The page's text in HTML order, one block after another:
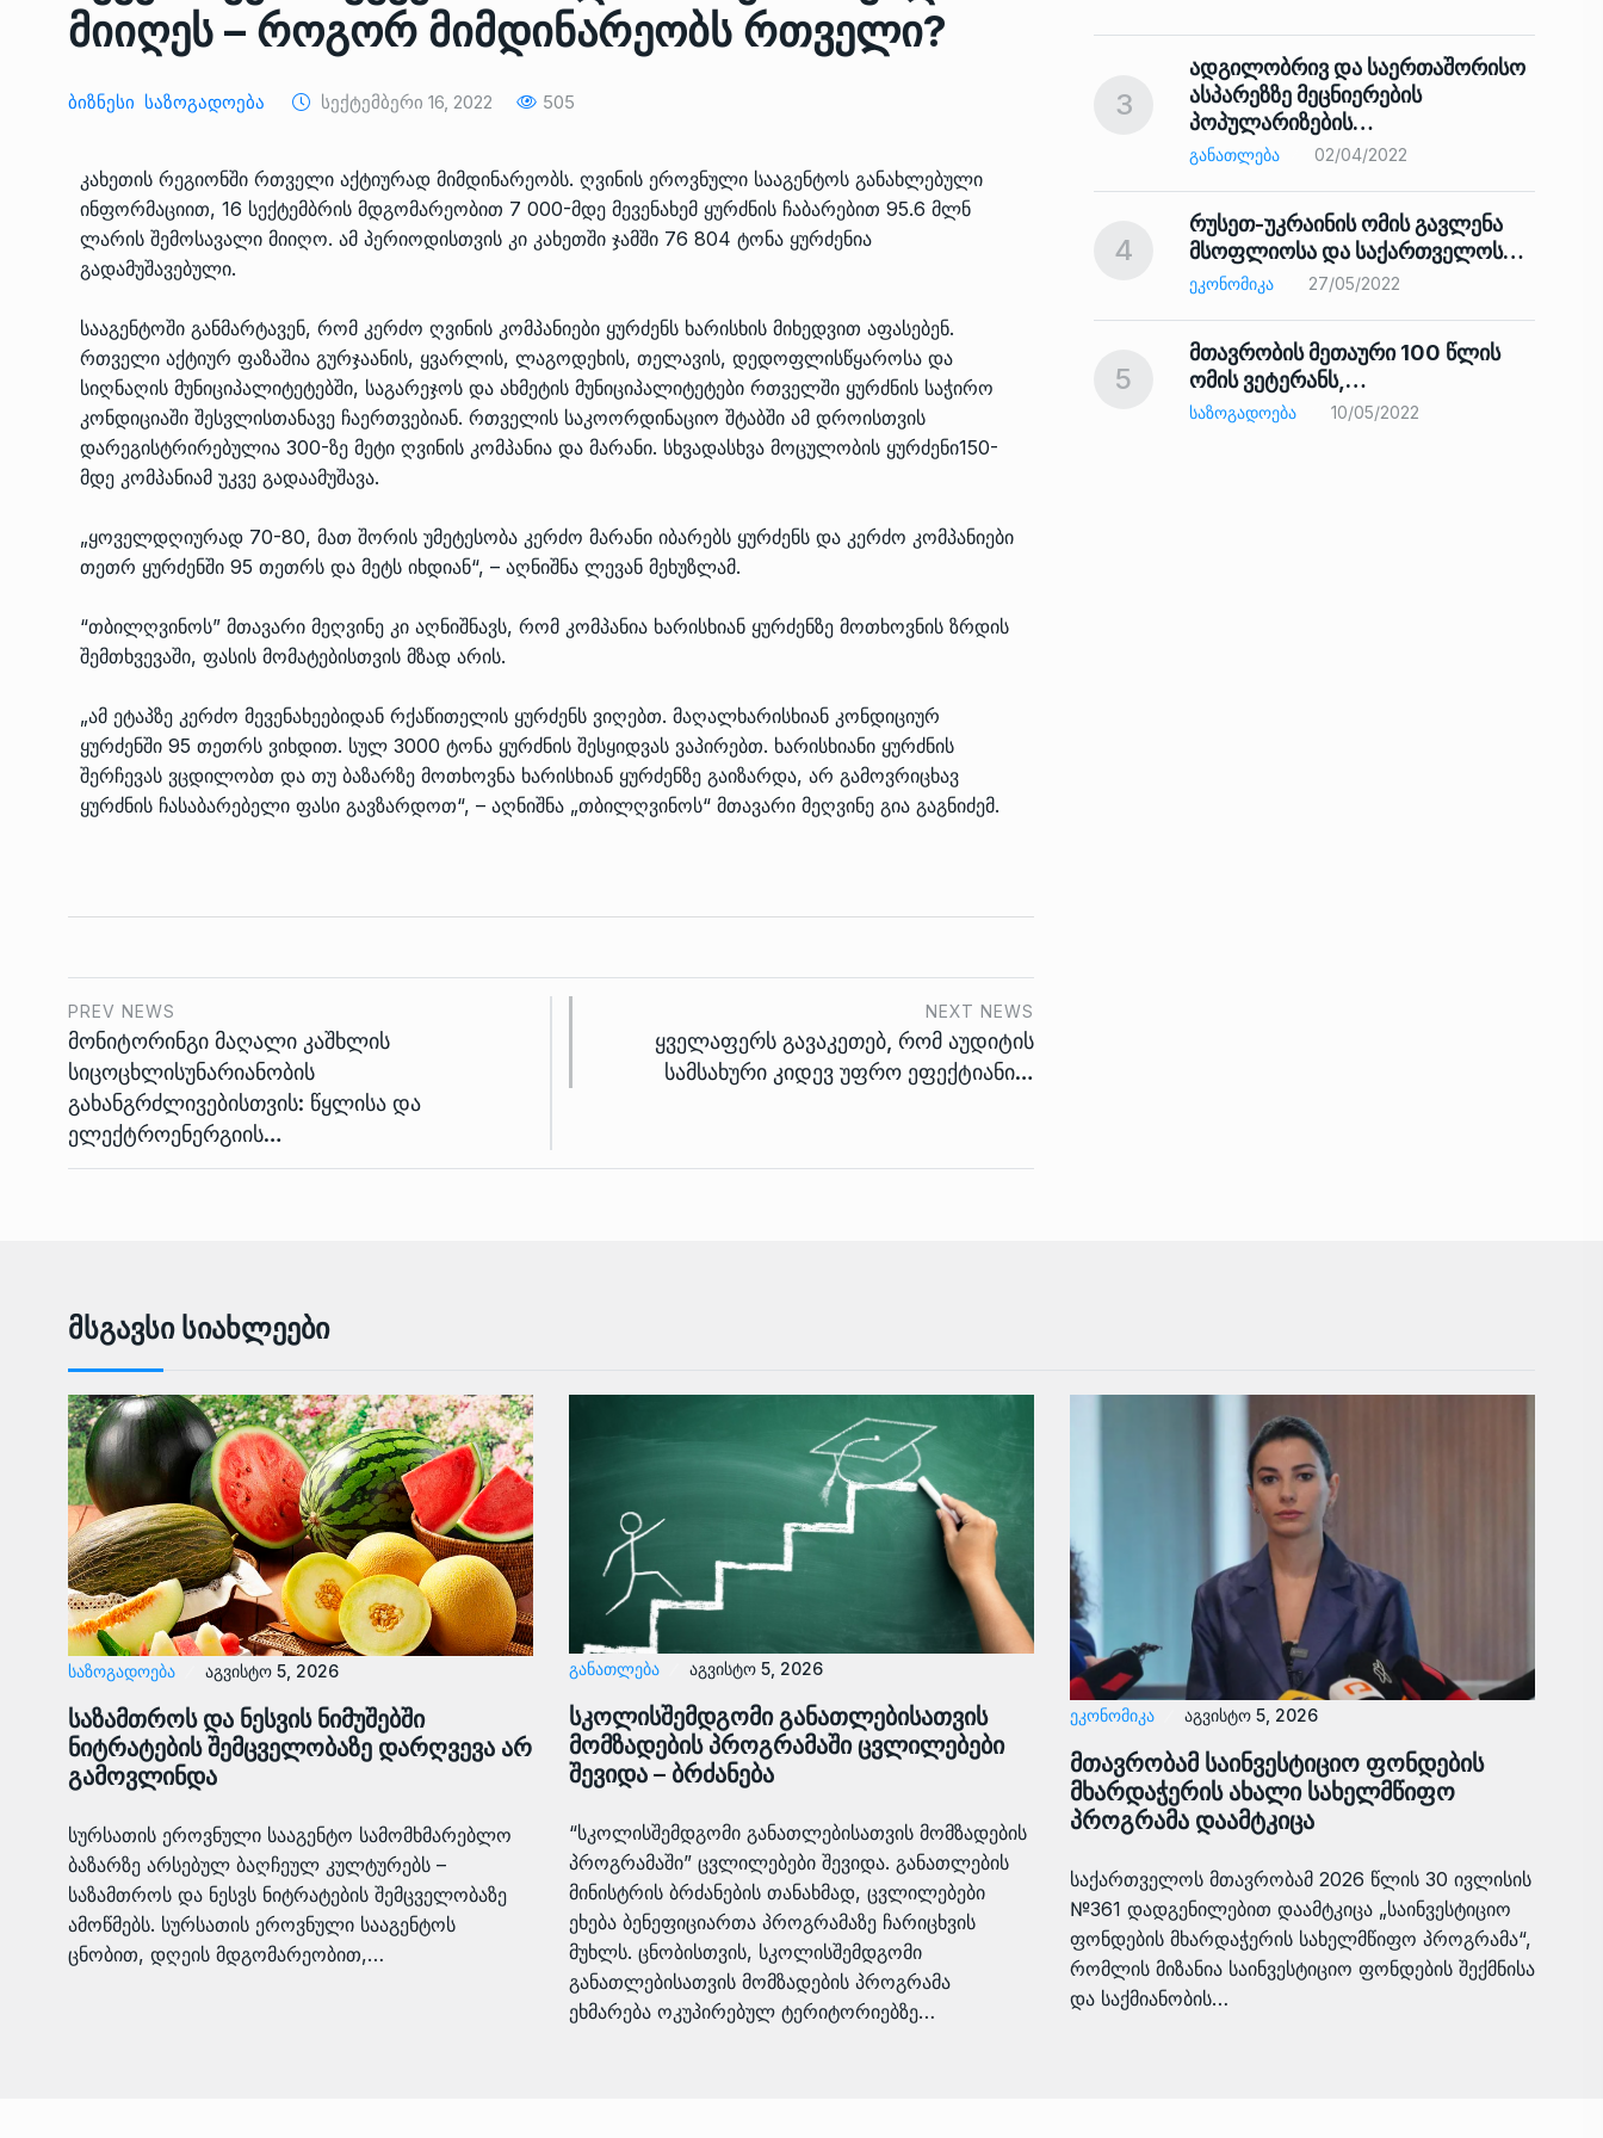
მიიღეს – როგორ მიმდინარეობს რთველი?
Ბიზნესი Საზოგადოება Სექტემბერი 16, 2022 505
კახეთის რეგიონში რთველი აქტიურად მიმდინარეობს. ღვინის ეროვნული სააგენტოს განახლებული
ინფორმაციით, 16 სექტემბრის მდგომარეობით 7 000-მდე მევენახემ ყურძნის ჩაბარებით 95.6 მლნ
ლარის შემოსავალი მიიღო. ამ პერიოდისთვის კი კახეთში ჯამში 76 804 ტონა ყურძენია
გადამუშავებული.
სააგენტოში განმარტავენ, რომ კერძო ღვინის კომპანიები ყურძენს ხარისხის მიხედვით აფასებენ.
რთველი აქტიურ ფაზაშია გურჯაანის, ყვარლის, ლაგოდეხის, თელავის, დედოფლისწყაროსა და
სიღნაღის მუნიციპალიტეტებში, საგარეჯოს და ახმეტის მუნიციპალიტეტები რთველში ყურძნის საჭირო
კონდიციაში შესვლისთანავე ჩაერთვებიან. რთველის საკოორდინაციო შტაბში ამ დროისთვის
დარეგისტრირებულია 300-ზე მეტი ღვინის კომპანია და მარანი. სხვადასხვა მოცულობის ყურძენი150-
მდე კომპანიამ უკვე გადაამუშავა.
„ყოველდღიურად 70-80, მათ შორის უმეტესობა კერძო მარანი იბარებს ყურძენს და კერძო კომპანიები
თეთრ ყურძენში 95 თეთრს და მეტს იხდიან“, – აღნიშნა ლევან მეხუზლამ.
“თბილღვინოს” მთავარი მეღვინე კი აღნიშნავს, რომ კომპანია ხარისხიან ყურძენზე მოთხოვნის ზრდის
შემთხვევაში, ფასის მომატებისთვის მზად არის.
„ამ ეტაპზე კერძო მევენახეებიდან რქაწითელის ყურძენს ვიღებთ. მაღალხარისხიან კონდიციურ
ყურძენში 95 თეთრს ვიხდით. სულ 3000 ტონა ყურძნის შესყიდვას ვაპირებთ. ხარისხიანი ყურძნის
შერჩევას ვცდილობთ და თუ ბაზარზე მოთხოვნა ხარისხიან ყურძენზე გაიზარდა, არ გამოვრიცხავ
ყურძნის ჩასაბარებელი ფასი გავზარდოთ“, – აღნიშნა „თბილღვინოს“ მთავარი მეღვინე გია გაგნიძემ.
PREV NEWS
მონიტორინგი მაღალი კაშხლის
სიცოცხლისუნარიანობის
გახანგრძლივებისთვის: წყლისა და
ელექტროენერგიის…
NEXT NEWS
ყველაფერს გავაკეთებ, რომ აუდიტის
სამსახური კიდევ უფრო ეფექტიანი…
ᲔᲙᲝᲜᲝᲛᲘᲙᲐ 10/05/2022
საქართველოს რკინიგზის
ᲔᲙᲝᲜᲝᲛᲘᲙᲐ 11/05/2022
9
თბილისის ზაქარია ფალიაშვილის
ᲙᲣᲚᲢᲣᲠᲐ 13/05/2022
10
თბილისის ზაქარია ფალიაშვილის
სახელობის ოპერისა და
ბალეტის…
ᲙᲣᲚᲢᲣᲠᲐ
პრემიერ-მინისტრი ირაკლი
ღარიბაშვილი ოზურგეთის
15
პრემიერ-მინისტრმა ირაკლი
ღარიბაშვილმა ახლად
რეაბილიტირებული ოზურგეთის…
3
ადგილობრივ და საერთაშორისო
ასპარეზზე მეცნიერების
პოპულარიზების…
ᲒᲐᲜᲐᲗᲚᲔᲑᲐ 02/04/2022
4
რუსეთ-უკრაინის ომის გავლენა
მსოფლიოსა და საქართველოს…
ᲔᲙᲝᲜᲝᲛᲘᲙᲐ 27/05/2022
5
მთავრობის მეთაური 100 წლის
ომის ვეტერანს,…
ᲡᲐᲖᲝᲒᲐᲓᲝᲔᲑᲐ 10/05/2022
Მსგავსი Სიახლეები
ᲡᲐᲖᲝᲒᲐᲓᲝᲔᲑᲐ აგვისტო 5, 2026
საზამთროს და ნესვის ნიმუშებში
ნიტრატების შემცველობაზე დარღვევა არ
გამოვლინდა
სურსათის ეროვნული სააგენტო სამომხმარებლო
ბაზარზე არსებულ ბაღჩეულ კულტურებს –
საზამთროს და ნესვს ნიტრატების შემცველობაზე
ამოწმებს. სურსათის ეროვნული სააგენტოს
ცნობით, დღეის მდგომარეობით,…
ᲒᲐᲜᲐᲗᲚᲔᲑᲐ აგვისტო 5, 2026
სკოლისშემდგომი განათლებისათვის
მომზადების პროგრამაში ცვლილებები
შევიდა – ბრძანება
“სკოლისშემდგომი განათლებისათვის მომზადების
პროგრამაში” ცვლილებები შევიდა. განათლების
მინისტრის ბრძანების თანახმად, ცვლილებები
ეხება ბენეფიციართა პროგრამაზე ჩარიცხვის
მუხლს. ცნობისთვის, სკოლისშემდგომი
განათლებისათვის მომზადების პროგრამა
ეხმარება ოკუპირებულ ტერიტორიებზე…
ᲔᲙᲝᲜᲝᲛᲘᲙᲐ აგვისტო 5, 2026
მთავრობამ საინვესტიციო ფონდების
მხარდაჭერის ახალი სახელმწიფო
პროგრამა დაამტკიცა
საქართველოს მთავრობამ 2026 წლის 30 ივლისის
№361 დადგენილებით დაამტკიცა „საინვესტიციო
ფონდების მხარდაჭერის სახელმწიფო პროგრამა“,
რომლის მიზანია საინვესტიციო ფონდების შექმნისა
და საქმიანობის…